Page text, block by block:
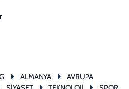
ALMANYA
AVRUPA